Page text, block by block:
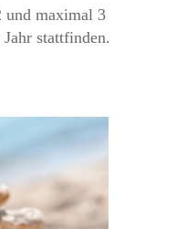
und maximal 3
stattfinden.